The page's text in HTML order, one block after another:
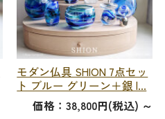
モダン仏具 SHION 7点セッ
ト ブルー グリーン＋銀 |...
価格：38,800円(税込) ～